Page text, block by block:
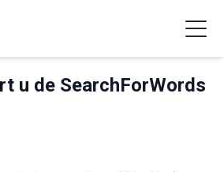
u de SearchForWords